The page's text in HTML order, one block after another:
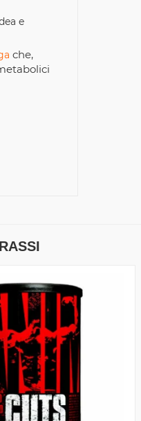
e
che,